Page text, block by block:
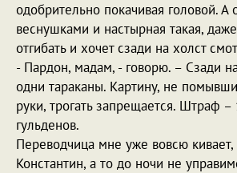
одобрительно покачивая головой. А
веснушками и настырная такая,
отгибать и хочет сзади на холст
- Пардон, мадам, - говорю. – Сзади
одни тараканы. Картину, не
руки, трогать запрещается. Штраф –
гульденов.
Переводчица мне уже вовсю кивает,
Константин, а то до ночи не